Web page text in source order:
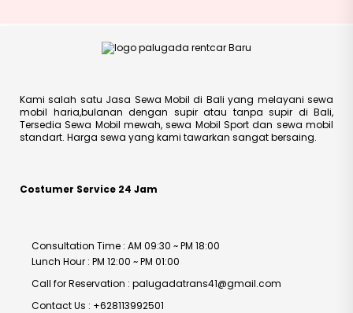
Kami salah satu Jasa Sewa Mobil di Bali yang melayani sewa
mobil haria,bulanan dengan supir atau tanpa supir di Bali,
Tersedia Sewa Mobil mewah, sewa Mobil Sport dan sewa mobil
standart. Harga sewa yang kami tawarkan sangat bersaing.
Costumer Service 24 Jam
Consultation Time : AM 09:30 ~ PM 18:00
Lunch Hour : PM 12:00 ~ PM 01:00
Call for Reservation : palugadatrans41@gmail.com
Contact Us : +628113992501